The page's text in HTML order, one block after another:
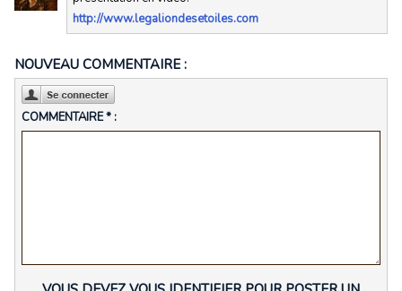
http://www.legaliondesetoiles.com
NOUVEAU COMMENTAIRE :
COMMENTAIRE * :